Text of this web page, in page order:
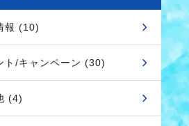
報 (10)
ト/キャンペーン (30)
(4)